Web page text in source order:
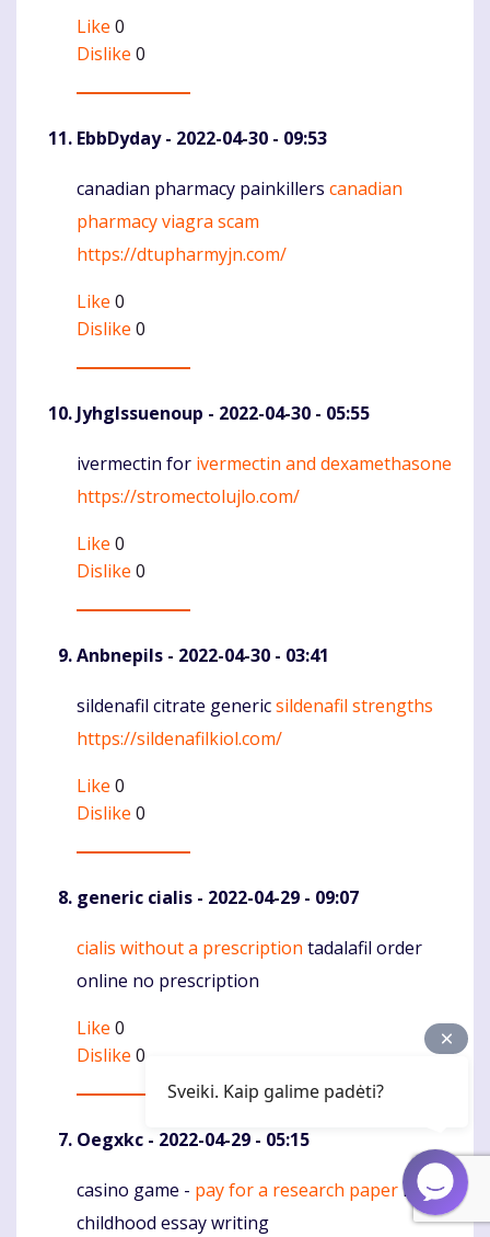
Like 0
Dislike 0
EbbDyday- 2022-04-30 - 09:53
Komentaras
canadian pharmacy painkillers canadian
pharmacy viagra scam
https://dtupharmyjn.com/
Like 0
Dislike 0
JyhgIssuenoup - 2022-04-30 - 05:55
Komentaras
ivermectin for ivermectin and dexamethasone
https://stromectolujlo.com/
Like 0
Dislike 0
Anbnepils - 2022-04-30 - 03:41
Komentaras
sildenafil citrate genericsildenafil strengths
https://sildenafilkiol.com/
Like 0
Dislike 0
generic cialis - 2022-04-29 - 09:07
Komentaras
cialis without a prescription tadalafil order
online no prescription
Like 0
Dislike 0
Oegxkc - 2022-04-29 - 05:15
Komentaras
casino game - pay for a research papermy
childhood essay writing
Sveiki. Kaip galime padėti?